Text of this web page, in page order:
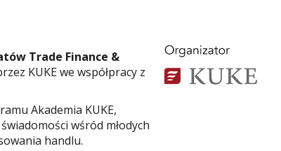
Trade Finance &
KUKE we współpracy z
Akademia KUKE,
wśród młodych
handlu.